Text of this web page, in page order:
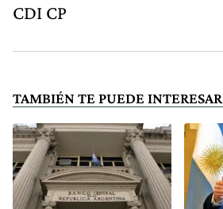
CDI CP
TAMBIÉN TE PUEDE INTERESAR